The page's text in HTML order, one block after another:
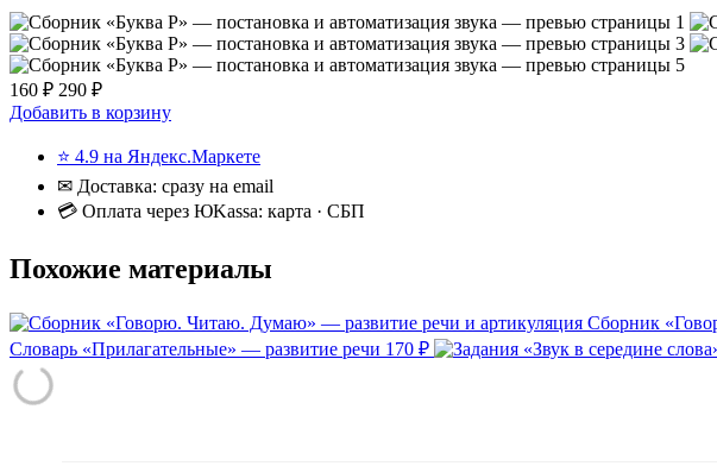
160 ₽ 290 ₽
Добавить в корзину
⭐ 4.9 на Яндекс.Маркете
✉ Доставка: сразу на email
💳 Оплата через ЮKassa: карта · СБП
Похожие материалы
Сборник
Словарь «Прилагательные» — развитие речи 170 ₽